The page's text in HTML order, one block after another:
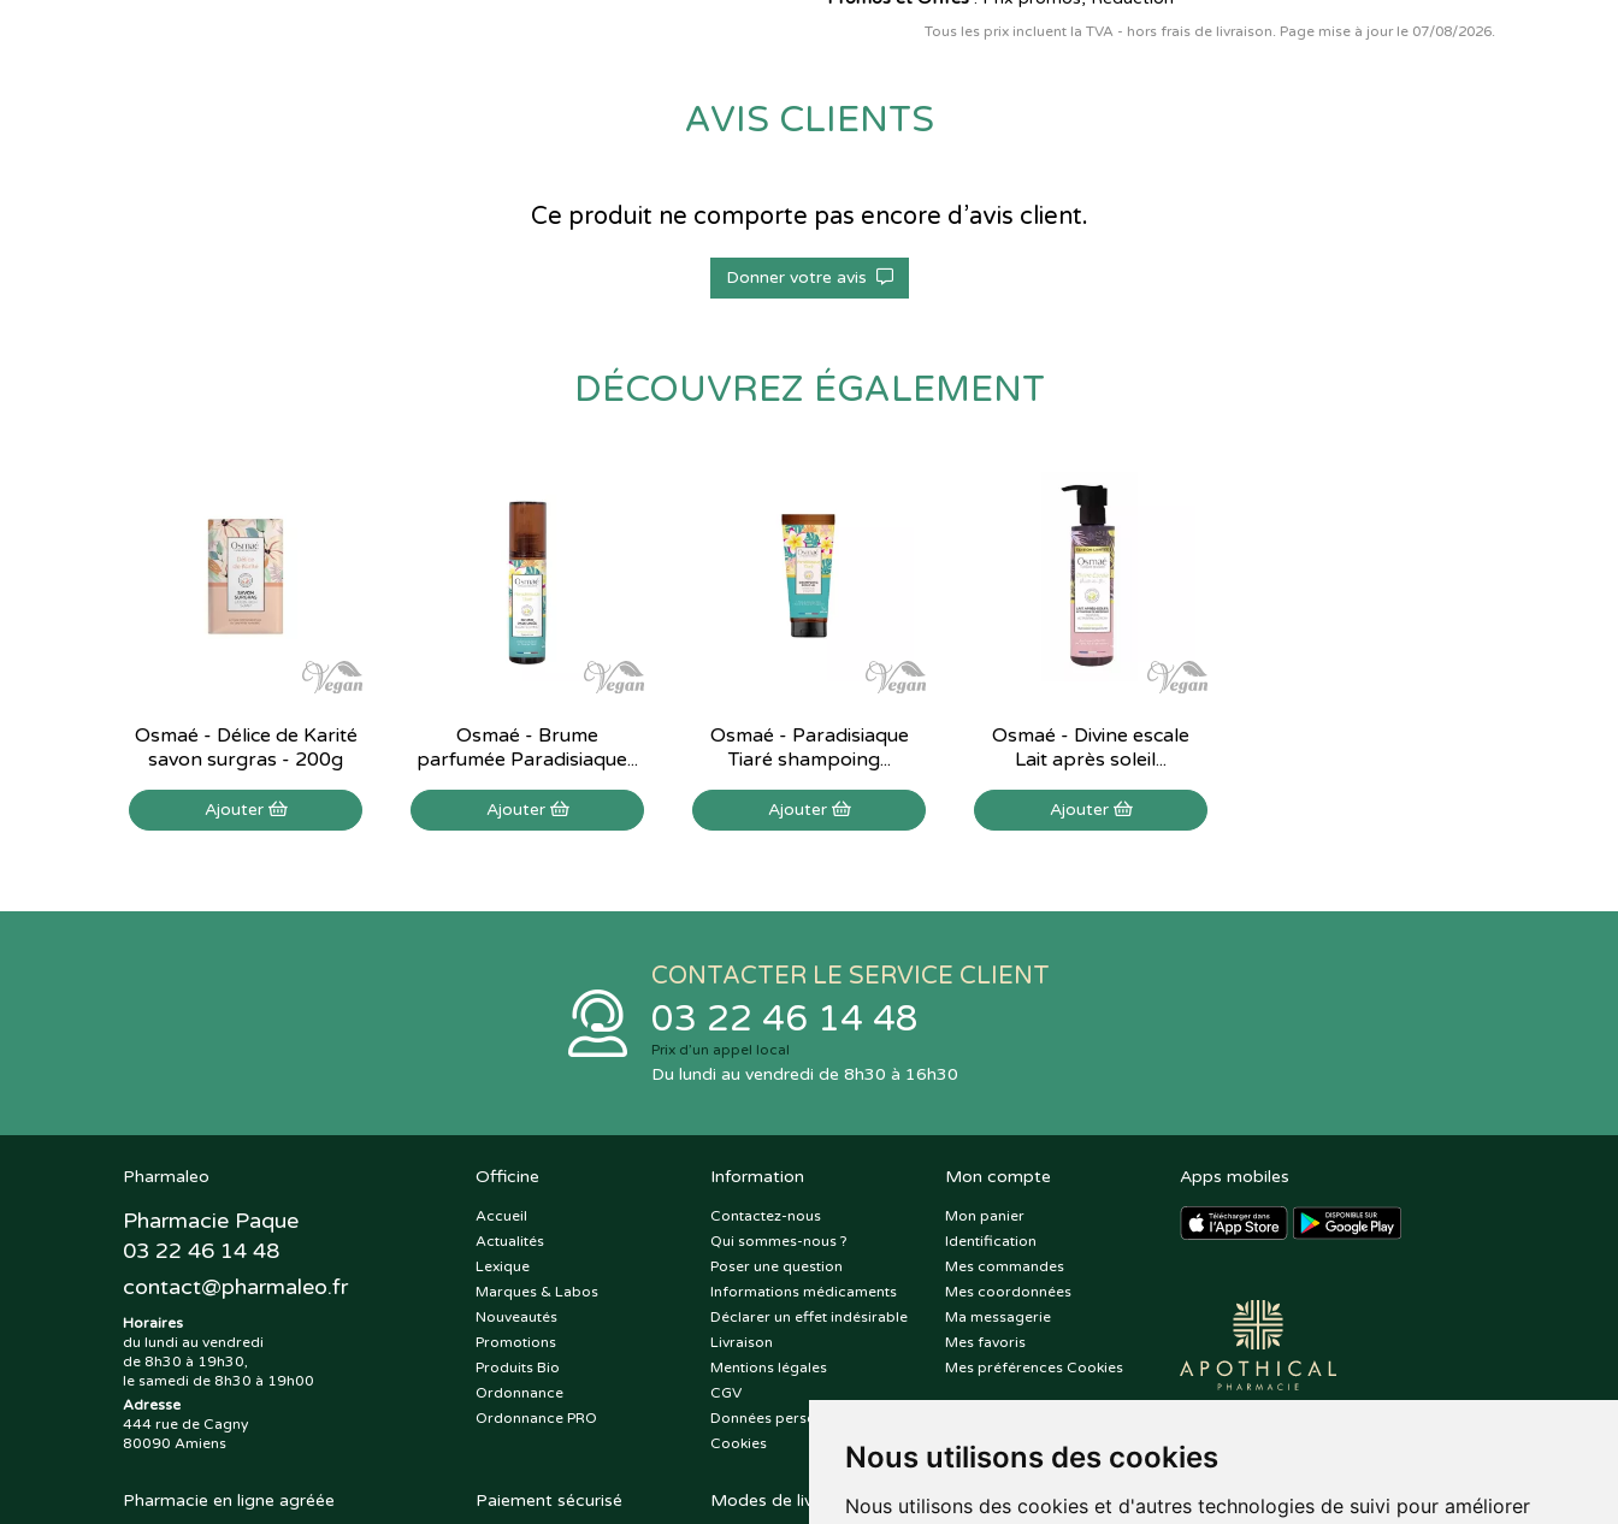
Nous utilisons des cookies
Nous utilisons des cookies et d'autres technologies de suivi pour améliorer
Tous les prix incluent la TVA - hors frais de livraison. Page mise à jour le 07/08/2026.
AVIS CLIENTS
Ce produit ne comporte pas encore d’avis client.
Donner votre avis
DÉCOUVREZ ÉGALEMENT
Osmaé - Délice de Karité
savon surgras - 200g
Ajouter
Osmaé - Brume
parfumée Paradisiaque...
Ajouter
Osmaé - Paradisiaque
Tiaré shampoing...
Ajouter
Osmaé - Divine escale
Lait après soleil...
Ajouter
CONTACTER LE SERVICE CLIENT
03 22 46 14 48
Prix d’un appel local
Du lundi au vendredi de 8h30 à 16h30
Pharmaleo
Pharmacie Paque
03 22 46 14 48
contact@pharmaleo.fr
Horaires
du lundi au vendredi
de 8h30 à 19h30,
le samedi de 8h30 à 19h00
Adresse
444 rue de Cagny
80090 Amiens
Officine
Accueil
Actualités
Lexique
Marques & Labos
Nouveautés
Promotions
Produits Bio
Ordonnance
Ordonnance PRO
Information
Contactez-nous
Qui sommes-nous ?
Poser une question
Informations médicaments
Déclarer un effet indésirable
Livraison
Mentions légales
CGV
Données personnelles
Cookies
Mon compte
Mon panier
Identification
Mes commandes
Mes coordonnées
Ma messagerie
Mes favoris
Mes préférences Cookies
Apps mobiles
Pharmacie en ligne agréée Paiement sécurisé Modes de livraison Suivez-nous sur